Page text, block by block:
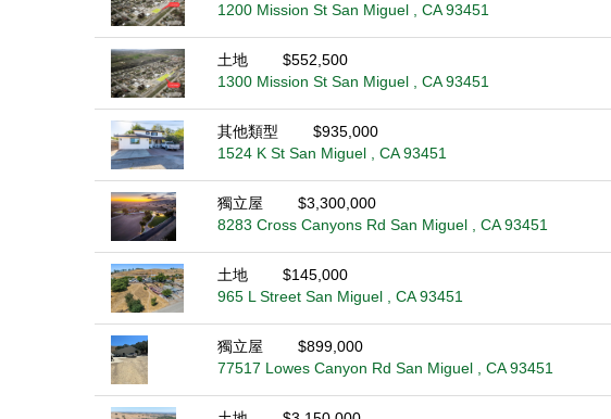
1200 Mission St San Miguel , CA 93451
土地
$552,500
1300 Mission St San Miguel , CA 93451
其他類型
$935,000
1524 K St San Miguel , CA 93451
獨立屋
$3,300,000
8283 Cross Canyons Rd San Miguel , CA 93451
土地
$145,000
965 L Street San Miguel , CA 93451
獨立屋
$899,000
77517 Lowes Canyon Rd San Miguel , CA 93451